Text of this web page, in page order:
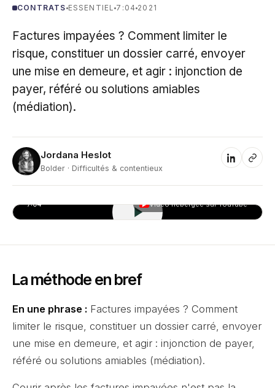
CONTRATS ESSENTIEL 7:04 2021
Factures impayées ? Comment limiter le
risque, constituer un dossier carré, envoyer
une mise en demeure, et agir : injonction de
payer, référé ou solutions amiables
(médiation).
JH
Jordana Heslot
Bolder · Difficultés & contentieux
7:04 ▶ Vidéo hébergée sur YouTube
La méthode en bref
En une phrase : Factures impayées ? Comment
limiter le risque, constituer un dossier carré, envoyer
une mise en demeure, et agir : injonction de payer,
référé ou solutions amiables (médiation).